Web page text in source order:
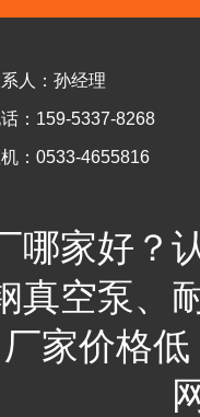
系人：孙经理
：159-5337-8268
机：0533-4655816
哪家好？
真空泵、
厂家价格